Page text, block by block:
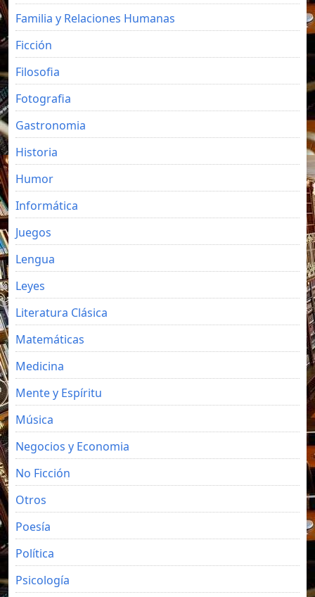
Familia y Relaciones Humanas
Ficción
Filosofia
Fotografia
Gastronomia
Historia
Humor
Informática
Juegos
Lengua
Leyes
Literatura Clásica
Matemáticas
Medicina
Mente y Espíritu
Música
Negocios y Economia
No Ficción
Otros
Poesía
Política
Psicología